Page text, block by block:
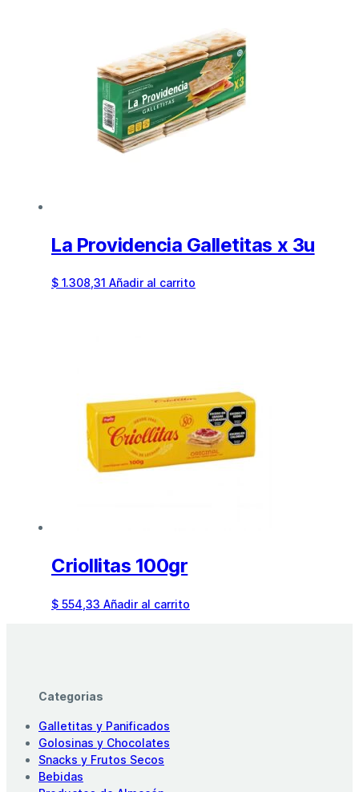
La Providencia Galletitas x 3u
$ 1.308,31 Añadir al carrito
Criollitas 100gr
$ 554,33 Añadir al carrito
Categorias
Galletitas y Panificados
Golosinas y Chocolates
Snacks y Frutos Secos
Bebidas